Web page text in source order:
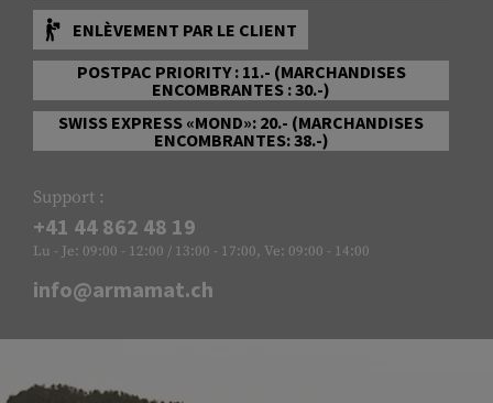
ENLÈVEMENT PAR LE CLIENT
POSTPAC PRIORITY : 11.- (MARCHANDISES
ENCOMBRANTES : 30.-)
SWISS EXPRESS «MOND»: 20.- (MARCHANDISES
ENCOMBRANTES: 38.-)
Support :
+41 44 862 48 19
Lu - Je: 09:00 - 12:00 / 13:00 - 17:00, Ve: 09:00 - 14:00
info@armamat.ch